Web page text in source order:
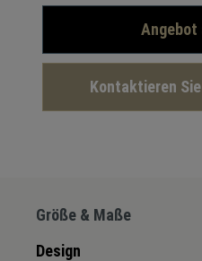
Angebot
Kontaktieren
Größe & Maße
Design